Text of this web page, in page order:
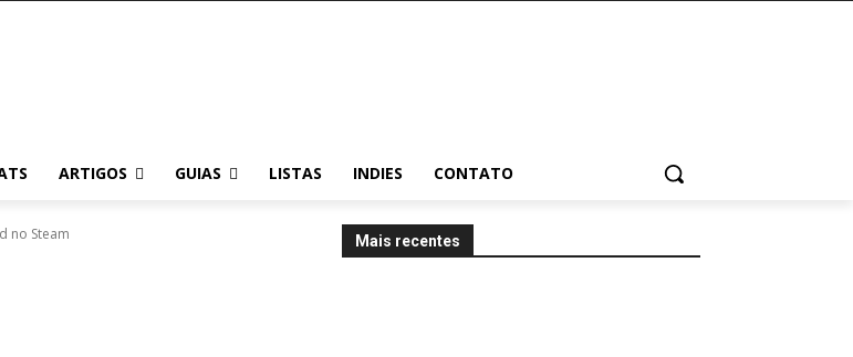
ARTIGOS GUIAS LISTAS INDIES CONTATO
no Steam Mais recentes